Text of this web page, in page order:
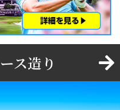
ス造り